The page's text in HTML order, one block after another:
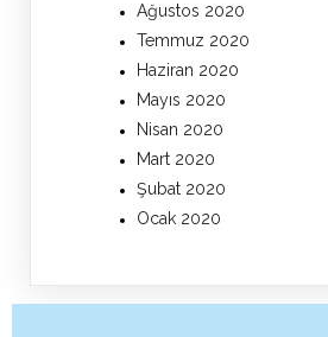
Ağustos 2020
Temmuz 2020
Haziran 2020
Mayıs 2020
Nisan 2020
Mart 2020
Şubat 2020
Ocak 2020